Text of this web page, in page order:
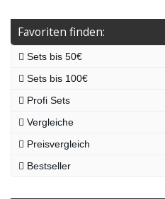
Favoriten finden:
Sets bis 50€
Sets bis 100€
Profi Sets
Vergleiche
Preisvergleich
Bestseller